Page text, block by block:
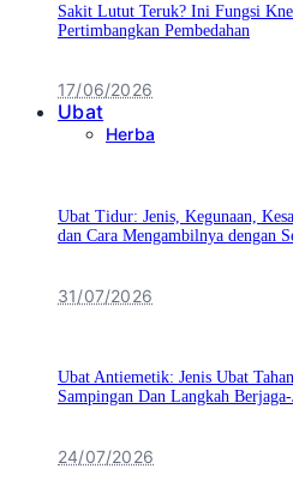
Sakit Lutut Teruk? Ini Fungsi
Pertimbangkan Pembedahan
17/06/2026
Ubat
Herba
Ubat Tidur: Jenis, Kegunaan,
dan Cara Mengambilnya dengan
31/07/2026
Ubat Antiemetik: Jenis Ubat
Sampingan Dan Langkah Berjaga-
24/07/2026